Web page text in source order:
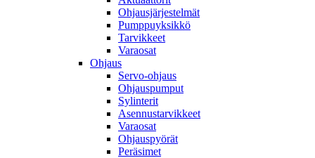
Ohjausjärjestelmät
Pumppuyksikkö
Tarvikkeet
Varaosat
Ohjaus
Servo-ohjaus
Ohjauspumput
Sylinterit
Asennustarvikkeet
Varaosat
Ohjauspyörät
Peräsimet